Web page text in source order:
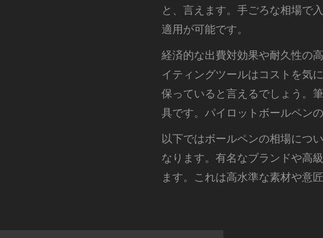
と、言えます。手ごろな相場で
適用が可能です。
経済的な出費対効果や耐久性の
イティングツールはコストを気
保っていると言えるでしょう。
具です。パイロットボールペン
以下ではボールペンの相場につ
なります。有名なブランドや高
ます。これは高水準な素材や意